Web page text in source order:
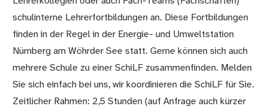
schulinterne Lehrerfortbildungen an. Diese Fortbildungen
finden in der Regel in der Energie- und Umweltstation
Nürnberg am Wöhrder See statt. Gerne können sich auch
mehrere Schule zu einer SchiLF zusammenfinden. Melden
Sie sich einfach bei uns, wir koordinieren die SchiLF für Sie.
Zeitlicher Rahmen: 2,5 Stunden (auf Anfrage auch kürzer